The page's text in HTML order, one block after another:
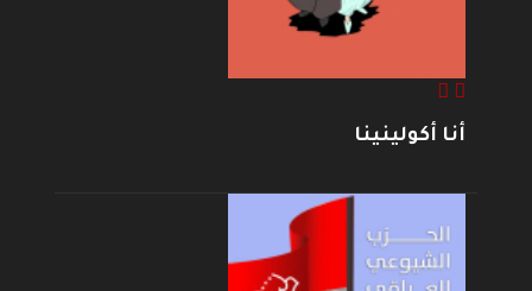
أنا أكولينينا